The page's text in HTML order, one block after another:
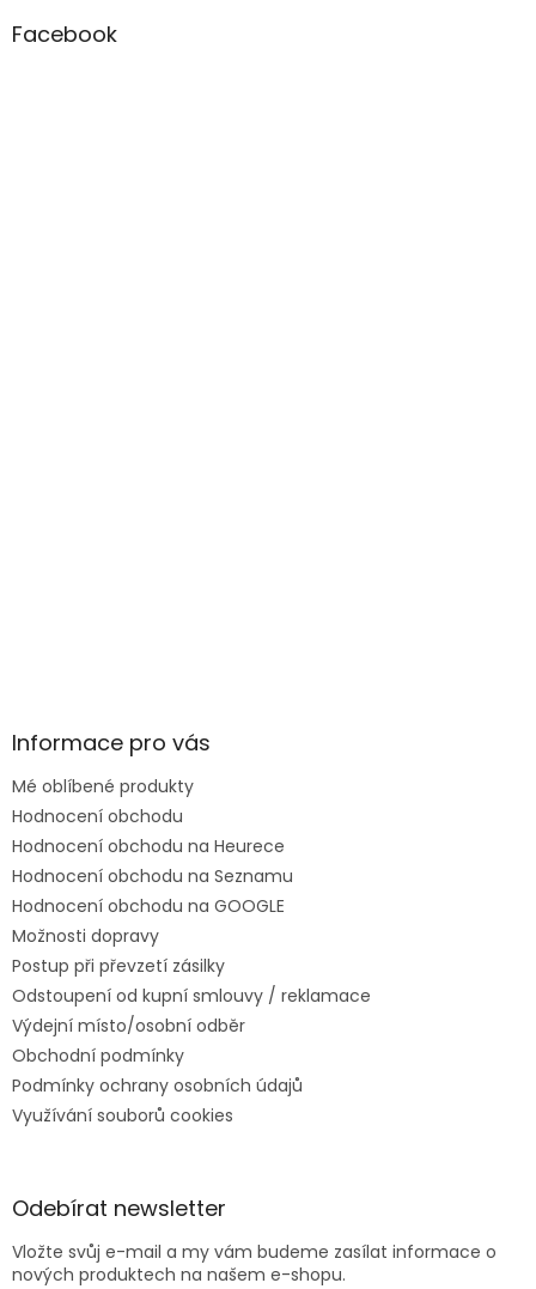
Facebook
Informace pro vás
Mé oblíbené produkty
Hodnocení obchodu
Hodnocení obchodu na Heurece
Hodnocení obchodu na Seznamu
Hodnocení obchodu na GOOGLE
Možnosti dopravy
Postup při převzetí zásilky
Odstoupení od kupní smlouvy / reklamace
Výdejní místo/osobní odběr
Obchodní podmínky
Podmínky ochrany osobních údajů
Využívání souborů cookies
Odebírat newsletter
Vložte svůj e-mail a my vám budeme zasílat informace o
nových produktech na našem e-shopu.